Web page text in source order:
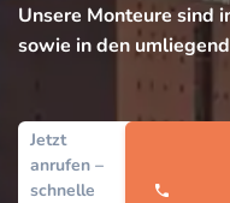
Unsere Monteure sind
sowie in den
Jetzt
anrufen –
schnelle